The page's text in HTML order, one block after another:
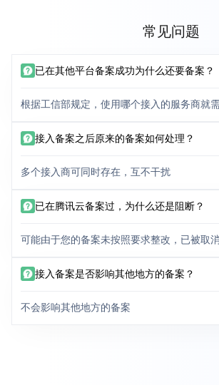
常见问题
已在其他平台备案成功为什么还要备案？
根据工信部规定，使用哪个接入的服务商就
接入备案之后原来的备案如何处理？
多个接入商可同时存在，互不干扰
已在腾讯云备案过，为什么还是阻断？
可能由于您的备案未按照要求整改，已被取
接入备案是否影响其他地方的备案？
不会影响其他地方的备案